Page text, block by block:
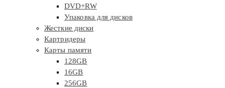
DVD+RW
Упаковка для дисков
Жесткие диски
Картридеры
Карты памяти
128GB
16GB
256GB